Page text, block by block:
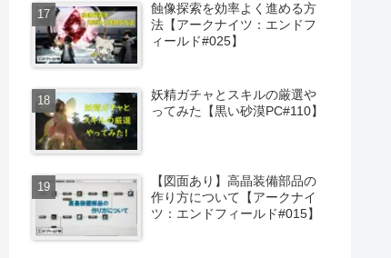
蝕像探索を効率よく進める方
法【アークナイツ：エンドフ
ィールド#025】
妖精ガチャとスキルの厳選や
ってみた【黒い砂漠PC#110】
【図面あり】高晶装備部品の
作り方について【アークナイ
ツ：エンドフィールド#015】